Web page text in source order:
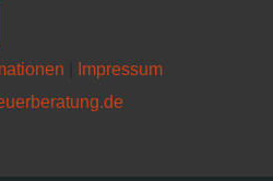
Impressum